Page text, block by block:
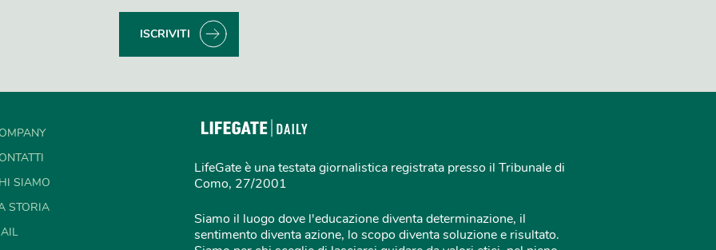
ISCRIVITI
SIAMO
STORIA
LifeGate è una testata giornalistica registrata presso il Tribunale di
Como, 27/2001
Siamo il luogo dove l'educazione diventa determinazione, il
sentimento diventa azione, lo scopo diventa soluzione e risultato.